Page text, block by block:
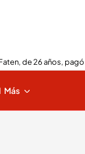
de 26 años,
Más